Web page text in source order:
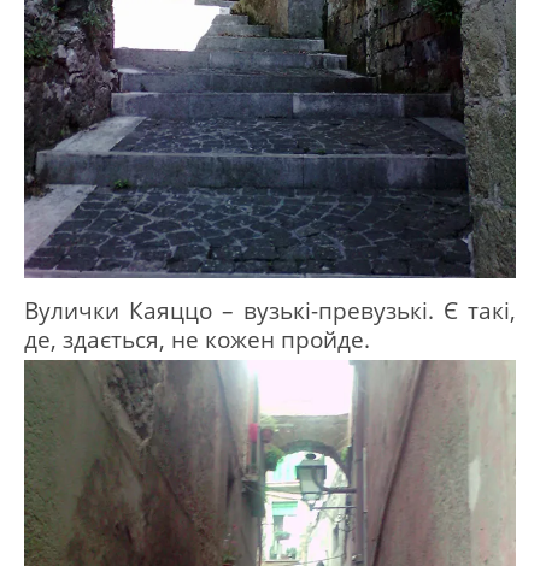
Вулички Каяццо – вузькі-превузькі. Є такі,
де, здається, не кожен пройде.